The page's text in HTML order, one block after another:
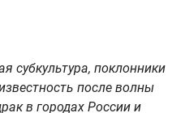
субкультура, поклонники
после волны
в городах России и